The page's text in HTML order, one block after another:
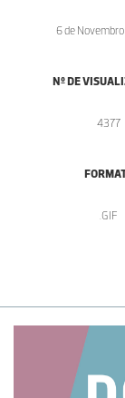
6 de
Nº DE
4377
.GIF